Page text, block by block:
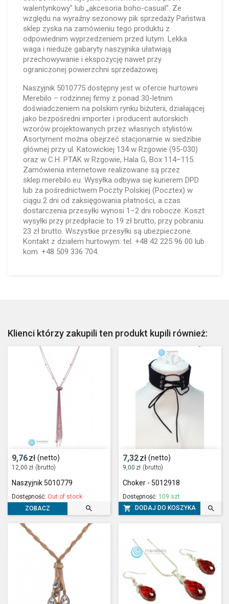
walentynkowy" lub „akcesoria boho-casual". Ze
względu na wyraźny sezonowy pik sprzedaży Państwa
sklep zyska na zamówieniu tego produktu z
odpowiednim wyprzedzeniem przed lutym. Lekka
waga i nieduże gabaryty naszyjnika ułatwiają
przechowywanie i ekspozycję nawet przy
ograniczonej powierzchni sprzedażowej.
Naszyjnik 5010775 dostępny jest w ofercie hurtowni
Merebilo – rodzinnej firmy z ponad 30-letnim
doświadczeniem na polskim rynku biżuterii, działającej
jako bezpośredni importer i producent autorskich
wzorów projektowanych przez własnych stylistów.
Asortyment można obejrzeć stacjonarnie w siedzibie
głównej przy ul. Katowickiej 134 w Rzgowie (95-030)
oraz w C.H. PTAK w Rzgowie, Hala G, Box 114–115.
Zamówienia internetowe realizowane są przez
sklep.merebilo.eu. Wysyłka odbywa się kurierem DPD
lub za pośrednictwem Poczty Polskiej (Pocztex) w
ciągu 2 dni od zaksięgowania płatności, a czas
dostarczenia przesyłki wynosi 1–2 dni robocze. Koszt
wysyłki przy przedpłacie to 19 zł brutto, przy pobraniu
23 zł brutto. Wszystkie przesyłki są ubezpieczone.
Kontakt z działem hurtowym: tel. +48 42 225 96 00 lub
kom. +48 509 336 704.
Klienci którzy zakupili ten produkt kupili również:
9,76zł (netto)
12,00 zł (brutto)
Naszyjnik 5010779
Dostępność: Out of stock
ZOBACZ

7,32zł (netto)
9,00 zł (brutto)
Choker - 5012918
Dostępność: 109 szt.
 DODAJ DO KOSZYKA 